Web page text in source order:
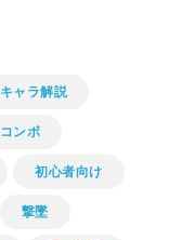
キャラ解説
コンボ
初心者向け
撃墜